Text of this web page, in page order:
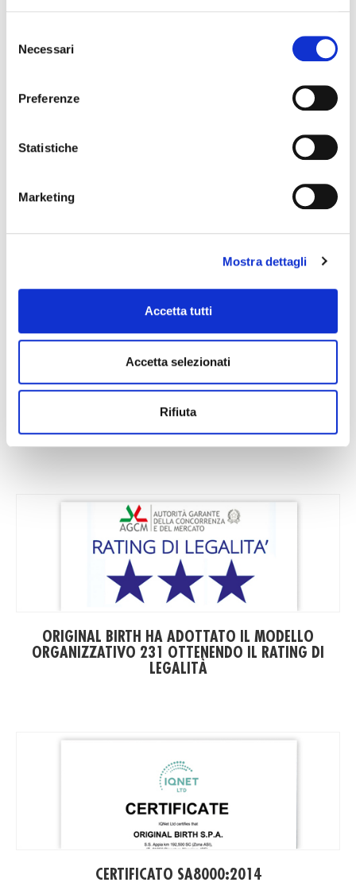
delNecessari
Preferenze
Statistiche
Marketing
Mostra dettagli
Accetta tutti
Accetta selezionati
Rifiuta
CERTIFICATO EAC PER I MERCATI DELL’UNIONE
CERTIFICATO AEO DI OPERATORE ECONOMICO
AUTORIZZATO
ORIGINAL BIRTH HA ADOTTATO IL MODELLO
ORGANIZZATIVO 231 OTTENENDO IL RATING DI
LEGALITÀ
CERTIFICATO SA8000:2014